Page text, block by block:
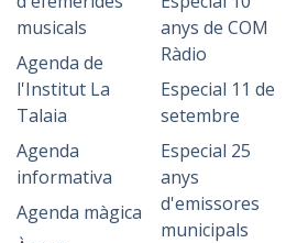
musicals
Agenda de
l'Institut La
Talaia
Agenda
informativa
Agenda màgica
anys de COM
Ràdio
Especial 11 de
setembre
Especial 25
anys
d'emissores
municipals